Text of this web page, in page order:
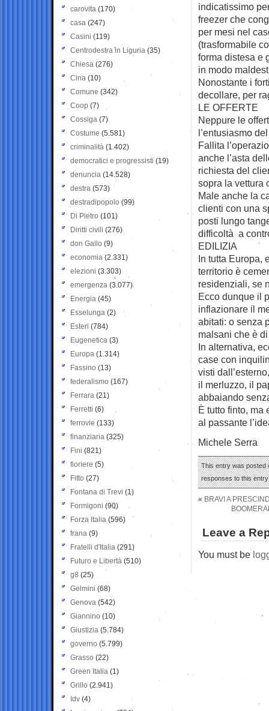
indicatissimo
freezer che
per mesi nel
(trasformabile
forma distesa e
in modo
Nonostante i
decollare, per
LE OFFERTE
Neppure le
l’entusiasmo
Fallita
anche l’asta
richiesta del
sopra la vettura
Male anche la
clienti con una
posti lungo
difficoltà a
EDILIZIA
In tutta Europa,
territorio è
residenziali, se
Ecco dunque il
inflazionare il
abitati: o senza
malsani che è
In alternativa,
case con
visti
il merluzzo, il
abbaiando
È tutto finto, ma
al passante
Michele Serra
This entry was posted
responses to this
« BRAVI A
Leave a
You must be
carovita (170)
casa (247)
Casini (119)
Centrodestra in Liguria (35)
Chiesa (276)
Cina (10)
Comune (342)
Coop (7)
Cossiga (7)
Costume (5.581)
criminalità (1.402)
democratici e progressisti (19)
denuncia (14.528)
destra (573)
destradipopolo (99)
Di Pietro (101)
Diritti civili (276)
don Gallo (9)
economia (2.331)
elezioni (3.303)
emergenza (3.077)
Energia (45)
Esselunga (2)
Esteri (784)
Eugenetica (3)
Europa (1.314)
Fassino (13)
federalismo (167)
Ferrara (21)
Ferretti (6)
ferrovie (133)
finanziaria (325)
Fini (821)
fioriere (5)
Fitto (27)
Fontana di Trevi (1)
Formigoni (90)
Forza Italia (596)
frana (9)
Fratelli d'Italia (291)
Futuro e Libertà (510)
g8 (25)
Gelmini (68)
Genova (542)
Giannino (10)
Giustizia (5.784)
governo (5.799)
Grasso (22)
Green Italia (1)
Grillo (2.941)
Idv (4)